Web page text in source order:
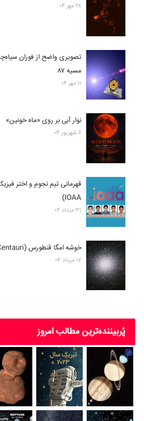
۲۸ مهر ۰۴
تصویری واضح از فوران
مسیه ۸۷
۱۱ مهر ۰۴
نوار آبی بر روی «ماه خونین»
۶ شهریور ۰۴
IOAA)
۳۱ مرداد ۰۴
خوشه امگا قنطورس (Omega Centauri)
۱۷ مرداد ۰۴
پُربیننده‌ترین‌ مطالب امروز